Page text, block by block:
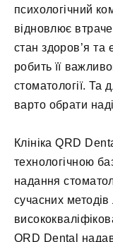
психологічний
відновлює
стан здоров’я та
робить її
стоматології. Та
варто обрати
Клініка QRD
технологічною
надання
сучасних методів
QRD Dental